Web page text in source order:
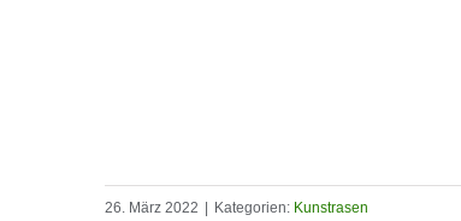
26. März 2022 Kategorien: Kunstrasen